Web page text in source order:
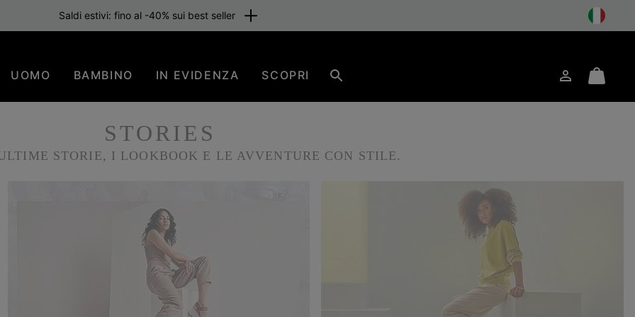
gratuita per i membri o per importi superiori a 80 €. Iscriviti subito
UOMO BAMBINO IN EVIDENZA SCOPRI AccessoMini
STORIES
STORIE, I LOOKBOOK E LE AVVENTURE CON STILE.